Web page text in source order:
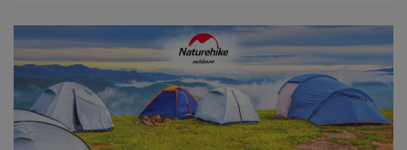
生活百貨城為
Naturehike香港
地區代理商
Naturehike天幕
配件香港銷售點